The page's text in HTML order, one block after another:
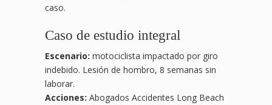
caso.
Caso de estudio integral
Escenario: motociclista impactado por giro
indebido. Lesión de hombro, 8 semanas sin
laborar.
Acciones: Abogados Accidentes Long Beach